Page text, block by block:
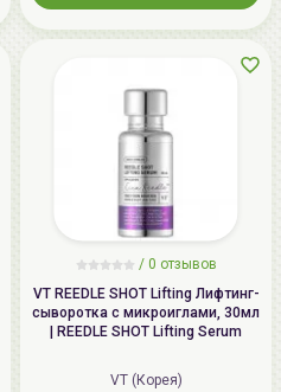
/ 0 отзывов
VT REEDLE SHOT Lifting Лифтинг-
сыворотка с микроиглами, 30мл
| REEDLE SHOT Lifting Serum
VT (Корея)